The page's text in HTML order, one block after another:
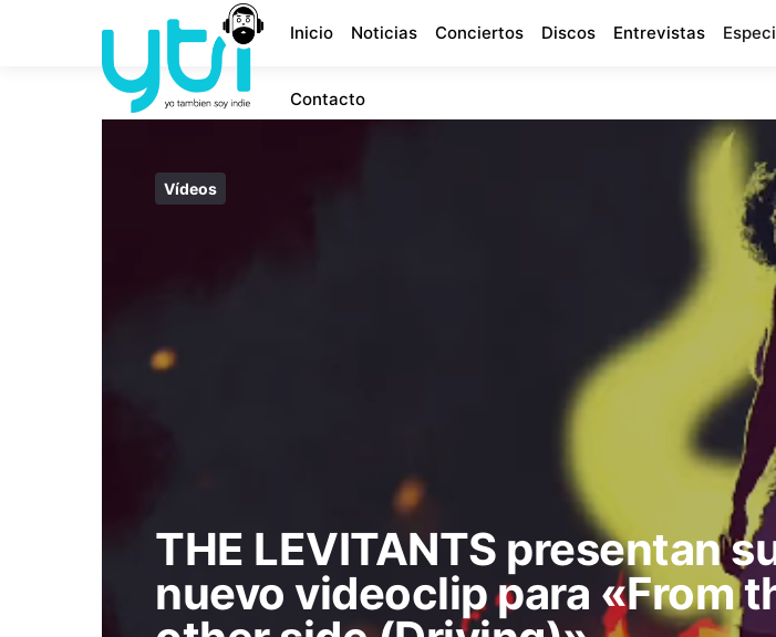
Inicio Noticias Conciertos Discos Entrevistas
Contacto
Vídeos
THE LEVITANTS presentan
nuevo videoclip para «From